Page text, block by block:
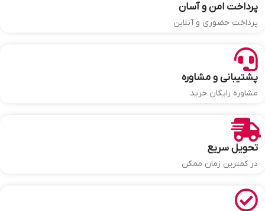
پرداخت امن و آسان
پرداخت حضوری و آنلاین
پشتیبانی و مشاوره
مشاوره رایگان خرید
تحویل سریع
در کمترین زمان ممکن